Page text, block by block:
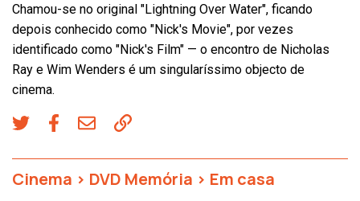
Chamou-se no original "Lightning Over Water", ficando
depois conhecido como "Nick's Movie", por vezes
identificado como "Nick's Film" — o encontro de Nicholas
Ray e Wim Wenders é um singularíssimo objecto de
cinema.
Cinema > DVD Memória > Em casa